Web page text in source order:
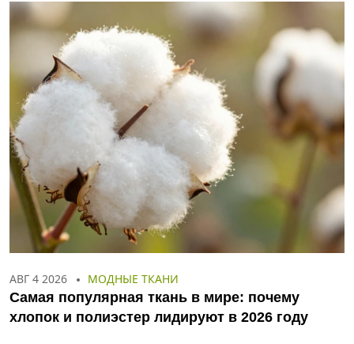
АВГ 4 2026 МОДНЫЕ ТКАНИ
Самая популярная ткань в мире: почему
хлопок и полиэстер лидируют в 2026 году